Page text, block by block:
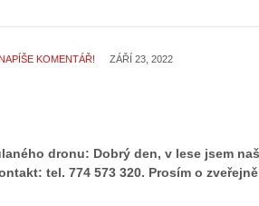
KOMENTÁŘ! ZÁŘÍ 23, 2022
dronu: Dobrý den, v lese jsem
tel. 774 573 320. Prosím o